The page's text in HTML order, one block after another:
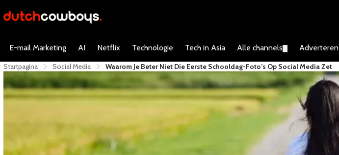
E-mail Marketing AI Netflix Technologie Tech in Asia Alle channels Adverteren
Startpagina Social Media Waarom Je Beter Niet Die Eerste Schooldag-Foto’s Op Social Media Zet